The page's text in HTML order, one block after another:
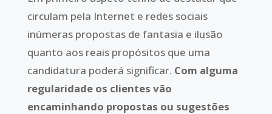
circulam pela Internet e redes sociais
inúmeras propostas de fantasia e ilusão
quanto aos reais propósitos que uma
candidatura poderá significar. Com alguma
regularidade os clientes vão
encaminhando propostas ou sugestões